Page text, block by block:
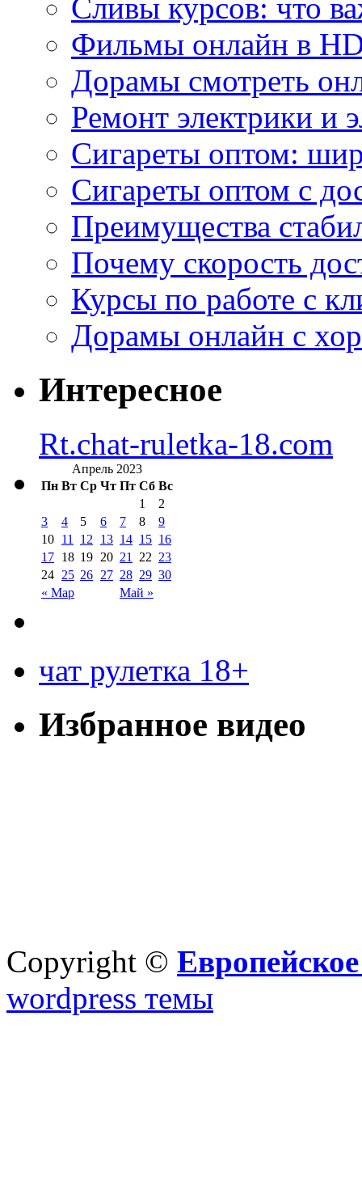
Сливы курсов: что
Фильмы онлайн в
Дорамы смотреть
Ремонт электрики и
Сигареты оптом:
Сигареты оптом с
Преимущества
Почему скорость
Курсы по работе с
Дорамы онлайн с
Интересное
Rt.chat-ruletka-18.com
Апрель 2023
Пн Вт Ср Чт Пт Сб Вс
« Мар Май »
1
2
3
4 5 6 7 8
9
10 11 12 13 14 15 16
17 18 19 20 21 22 23
24 25 26 27 28 29 30
чат рулетка 18+
Избранное видео
Copyright ©
wordpress темы